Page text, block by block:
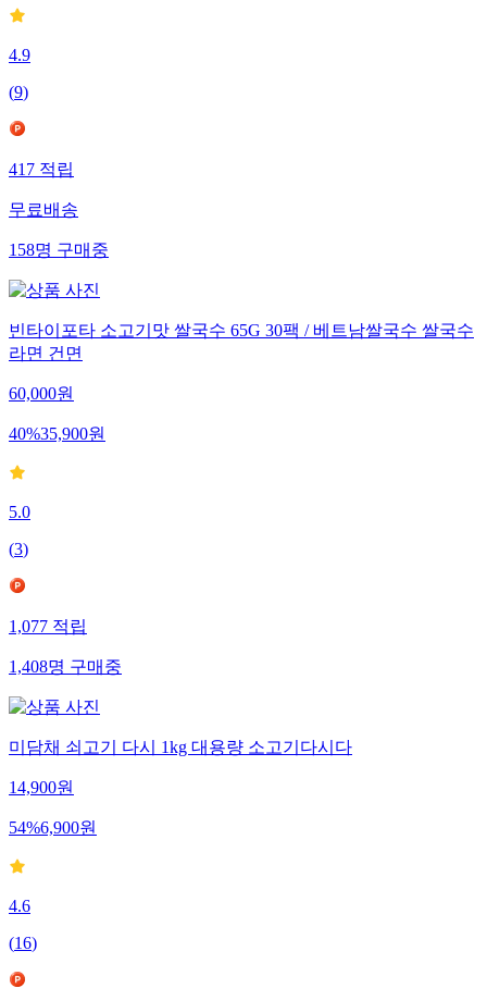
4.9
(9)
417적립
무료배송
158명구매중
빈타이포타 소고기맛 쌀국수 65G 30팩 / 베트남쌀국수 쌀국수
라면 건면
60,000원
40%35,900원
5.0
(3)
1,077적립
1,408명구매중
미담채 쇠고기 다시 1kg 대용량 소고기다시다
14,900원
54%6,900원
4.6
(16)